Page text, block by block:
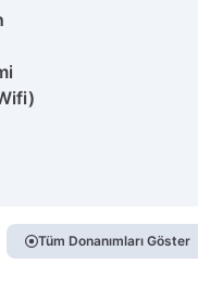
Tüm Donanımları Göster